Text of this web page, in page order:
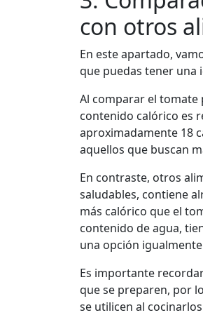
con otros
En este apartado,
que puedas tener una
Al comparar el
contenido calórico es
aproximadamente 18
aquellos que buscan
En contraste, otros
saludables, contiene
más calórico que el
contenido de agua,
una opción
Es importante
que se preparen, por
se utilicen al